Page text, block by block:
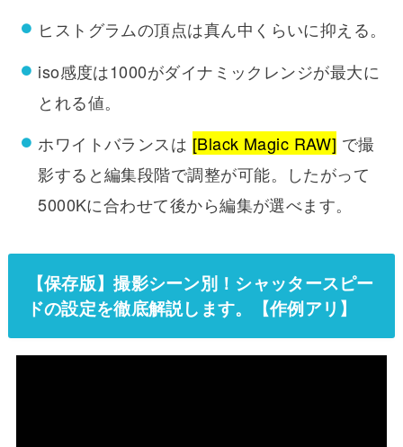
ヒストグラムの頂点は真ん中くらいに抑える。
iso感度は1000がダイナミックレンジが最大に
とれる値。
ホワイトバランスは [Black Magic RAW] で撮
影すると編集段階で調整が可能。したがって
5000Kに合わせて後から編集が選べます。
【保存版】撮影シーン別！シャッタースピー
ドの設定を徹底解説します。【作例アリ】